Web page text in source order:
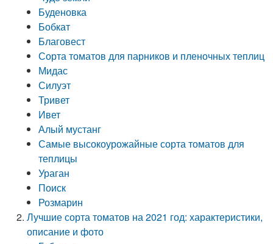
Буденовка
Бобкат
Благовест
Сорта томатов для парников и пленочных теплиц
Мидас
Силуэт
Тривет
Ивет
Алый мустанг
Самые высокоурожайные сорта томатов для
теплицы
Ураган
Поиск
Розмарин
Лучшие сорта томатов на 2021 год: характеристики,
описание и фото